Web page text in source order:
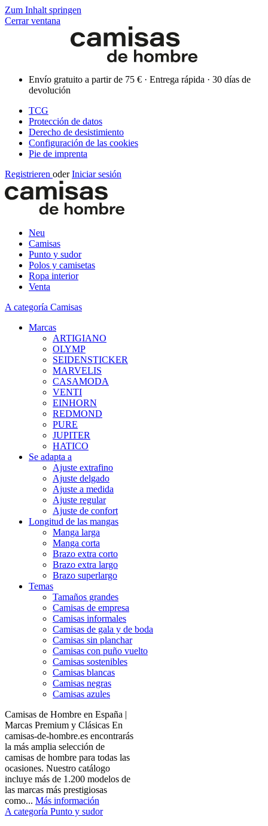
Zum Inhalt springen
Cerrar ventana
Envío gratuito a partir de 75 € · Entrega rápida · 30 días de
devolución
TCG
Protección de datos
Derecho de desistimiento
Configuración de las cookies
Pie de imprenta
Registrieren oder Iniciar sesión
Neu
Camisas
Punto y sudor
Polos y camisetas
Ropa interior
Venta
A categoría Camisas
Marcas
ARTIGIANO
OLYMP
SEIDENSTICKER
MARVELIS
CASAMODA
VENTI
EINHORN
REDMOND
PURE
JUPITER
HATICO
Se adapta a
Ajuste extrafino
Ajuste delgado
Ajuste a medida
Ajuste regular
Ajuste de confort
Longitud de las mangas
Manga larga
Manga corta
Brazo extra corto
Brazo extra largo
Brazo superlargo
Temas
Tamaños grandes
Camisas de empresa
Camisas informales
Camisas de gala y de boda
Camisas sin planchar
Camisas con puño vuelto
Camisas sostenibles
Camisas blancas
Camisas negras
Camisas azules
Camisas de Hombre en España |
Marcas Premium y Clásicas En
camisas-de-hombre.es encontrarás
la más amplia selección de
camisas de hombre para todas las
ocasiones. Nuestro catálogo
incluye más de 1.200 modelos de
las marcas más prestigiosas
como... Más información
A categoría Punto y sudor